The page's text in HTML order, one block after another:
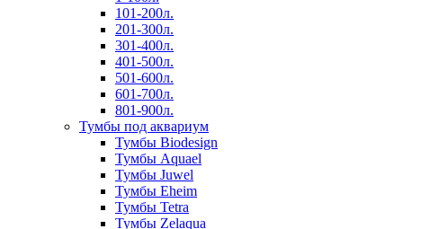
101-200л.
201-300л.
301-400л.
401-500л.
501-600л.
601-700л.
801-900л.
Тумбы под аквариум
Тумбы Biodesign
Тумбы Aquael
Тумбы Juwel
Тумбы Eheim
Тумбы Tetra
Тумбы Zelaqua